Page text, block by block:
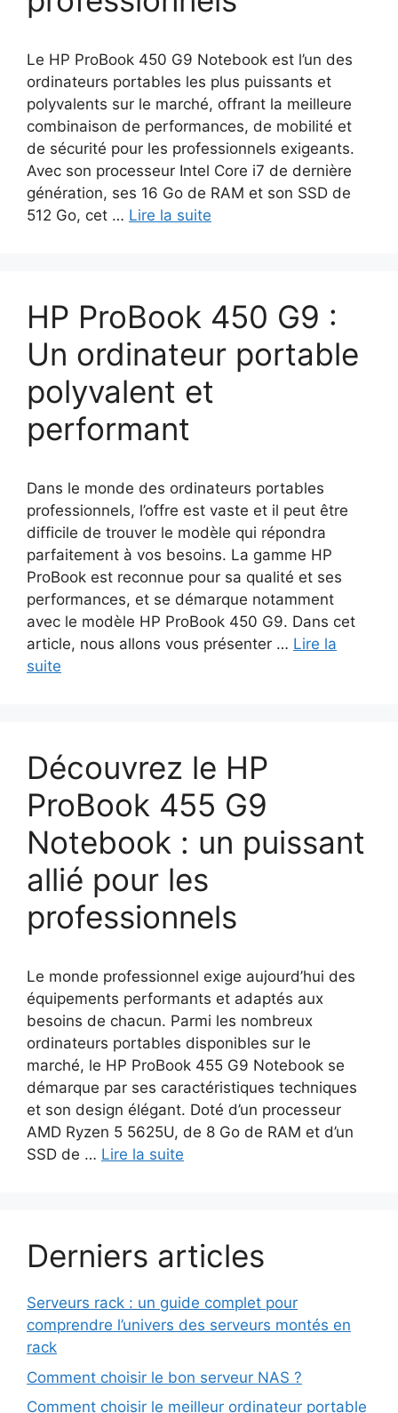
Le HP ProBook 450 G9 Notebook est l’un des
ordinateurs portables les plus puissants et
polyvalents sur le marché, offrant la meilleure
combinaison de performances, de mobilité et
de sécurité pour les professionnels exigeants.
Avec son processeur Intel Core i7 de dernière
génération, ses 16 Go de RAM et son SSD de
512 Go, cet … Lire la suite
HP ProBook 450 G9 :
Un ordinateur portable
polyvalent et
performant
Dans le monde des ordinateurs portables
professionnels, l’offre est vaste et il peut être
difficile de trouver le modèle qui répondra
parfaitement à vos besoins. La gamme HP
ProBook est reconnue pour sa qualité et ses
performances, et se démarque notamment
avec le modèle HP ProBook 450 G9. Dans cet
article, nous allons vous présenter … Lire la
suite
Découvrez le HP
ProBook 455 G9
Notebook : un puissant
allié pour les
professionnels
Le monde professionnel exige aujourd’hui des
équipements performants et adaptés aux
besoins de chacun. Parmi les nombreux
ordinateurs portables disponibles sur le
marché, le HP ProBook 455 G9 Notebook se
démarque par ses caractéristiques techniques
et son design élégant. Doté d’un processeur
AMD Ryzen 5 5625U, de 8 Go de RAM et d’un
SSD de … Lire la suite
Derniers articles
Serveurs rack : un guide complet pour
comprendre l’univers des serveurs montés en
rack
Comment choisir le bon serveur NAS ?
Comment choisir le meilleur ordinateur portable